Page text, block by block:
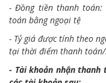
- Đồng tiền thanh toán:
toán bằng ngoại tệ
- Tỷ giá được tính theo
tại thời điểm thanh
- Tài khoản nhận thanh